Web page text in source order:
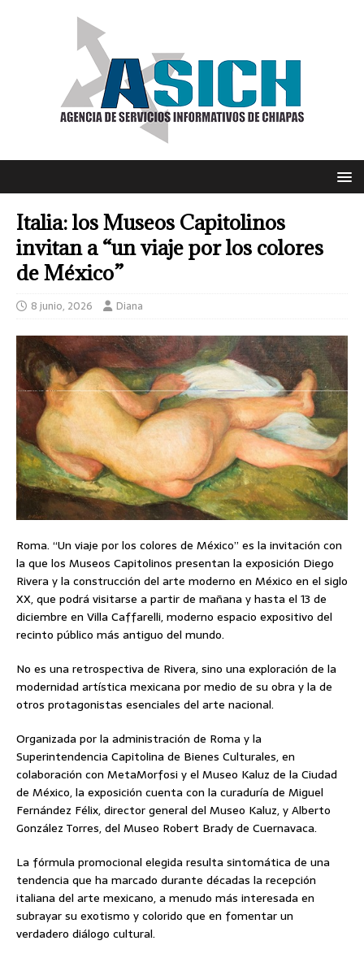
Italia: los Museos Capitolinos
invitan a “un viaje por los colores
de México”
8 junio, 2026 Diana
Roma. “Un viaje por los colores de México” es la invitación con
la que los Museos Capitolinos presentan la exposición Diego
Rivera y la construcción del arte moderno en México en el siglo
XX, que podrá visitarse a partir de mañana y hasta el 13 de
diciembre en Villa Caffarelli, moderno espacio expositivo del
recinto público más antiguo del mundo.
No es una retrospectiva de Rivera, sino una exploración de la
modernidad artística mexicana por medio de su obra y la de
otros protagonistas esenciales del arte nacional.
Organizada por la administración de Roma y la
Superintendencia Capitolina de Bienes Culturales, en
colaboración con MetaMorfosi y el Museo Kaluz de la Ciudad
de México, la exposición cuenta con la curaduría de Miguel
Fernández Félix, director general del Museo Kaluz, y Alberto
González Torres, del Museo Robert Brady de Cuernavaca.
La fórmula promocional elegida resulta sintomática de una
tendencia que ha marcado durante décadas la recepción
italiana del arte mexicano, a menudo más interesada en
subrayar su exotismo y colorido que en fomentar un
verdadero diálogo cultural.